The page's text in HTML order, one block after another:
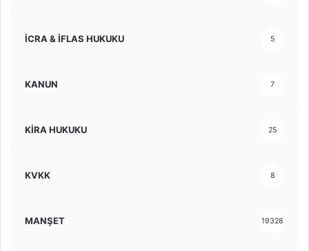
İCRA & İFLAS HUKUKU 5
KANUN 7
KİRA HUKUKU 25
KVKK 8
MANŞET 19328